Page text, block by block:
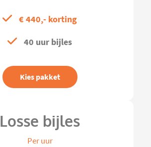
€ 440,- korting
40 uur bijles
Kies pakket
Losse bijles
Per uur